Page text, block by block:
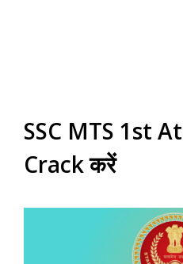
SSC MTS 1st
Crack करें